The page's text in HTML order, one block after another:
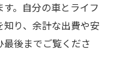
。自分の車とライフ
り、余計な出費や安
後までご覧くださ